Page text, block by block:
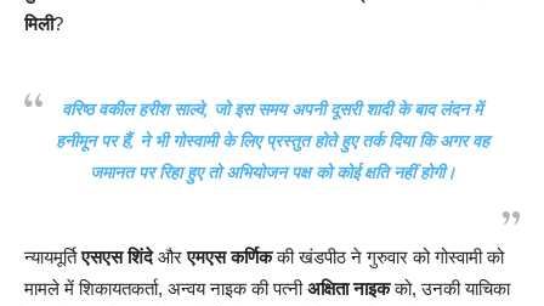
मिली?
वरिष्ठ वकील हरीश साल्वे, जो इस समय अपनी दूसरी शादी के बाद लंदन में
हनीमून पर हैं, ने भी गोस्वामी के लिए प्रस्तुत होते हुए तर्क दिया कि अगर वह
जमानत पर रिहा हुए तो अभियोजन पक्ष को कोई क्षति नहीं होगी।
न्यायमूर्तिएसएस शिंदेऔरएमएस कर्णिककी खंडपीठ ने गुरुवार को गोस्वामी को
मामले में शिकायतकर्ता, अन्वय नाइक की पत्नीअक्षिता नाइकको, उनकी याचिका